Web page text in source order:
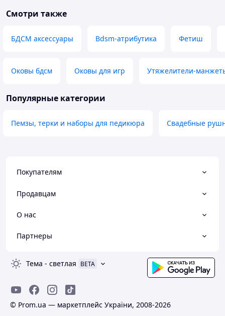
Смотри также
БДСМ аксессуары Bdsm-атрибутика Фетиш
Оковы бдсм Оковы для игр Утяжелители-
Популярные категории
Пемзы, терки и наборы для педикюра Свадебные
Покупателям
Продавцам
О нас
Партнеры
Тема - светлая BETA
© Prom.ua — маркетплейс України, 2008-2026